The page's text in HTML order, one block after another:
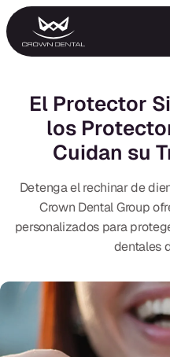
GENERAL
Extracciones
Protectores Nocturnos
El Protector
los
Cuidan su
Detenga el rechinar de
Crown Dental Group
personalizados para
dentales